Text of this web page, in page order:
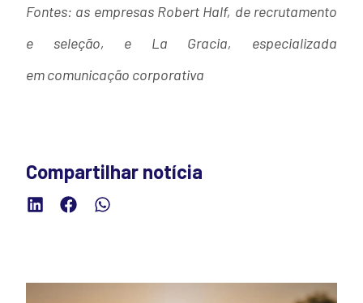
Fontes: as empresas Robert Half, de recrutamento
e seleção, e La Gracia, especializada
em comunicação corporativa
Compartilhar notícia